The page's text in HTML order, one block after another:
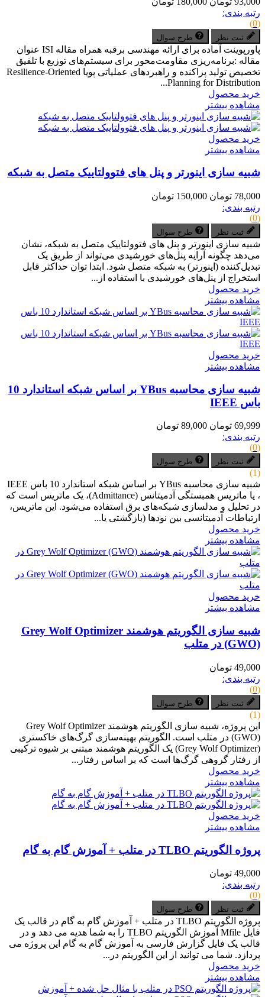
رتبه بندی:
(0)
ثبت نظر طرح سوال
پاورپوینت آماده برای ارائه مهندسی برقبه همراه مقاله ISI عنوان
مقاله :برنامه‌ریزی مقاومت‌محور برای سیستم‌های توزیع با تلفیق
تخصیص تولید پراکنده و راهبردهای عملیاتی پویا Resilience-Oriented
Planning for Distribution...
خرید محصول
مشاهده بیشتر
خرید محصول
مشاهده بیشتر
شبیه سازی اینورتر و پنل های فتوولتاییک متصل به شبکه
78,000 تومان
150,000 تومان
رتبه بندی:
(0)
ثبت نظر طرح سوال
شبیه سازی اینورتر و پنل های فتوولتاییک متصل به شبکه، نشان
می‌دهد چگونه آرایه پنل‌های خورشیدی می‌تواند از طریق یک
تبدیل‌کننده (اینورتر) به شبکه متصل شود. ابتدا توان حداکثر قابل
استخراج از پنل‌های خورشیدی با استفاده از...
خرید محصول
مشاهده بیشتر
خرید محصول
مشاهده بیشتر
شبیه سازی محاسبه YBus بر اساس شبکه استاندارد 10
باس IEEE
69,999 تومان
89,000 تومان
رتبه بندی:
(0)
ثبت نظر طرح سوال
(1)
شبیه سازی محاسبه YBus بر اساس شبکه استاندارد 10 باس IEEE
، یا ماتریس همبستگی آدمیتانس (Admittance)، یک ماتریس است که
در تحلیل و مدلسازی شبکه‌های برق استفاده می‌شود. این ماتریس،
ارتباطات آدمیتانسی بین نودها (بازگشتی یا...
خرید محصول
مشاهده بیشتر
خرید محصول
مشاهده بیشتر
شبیه سازی الگوریتم هوشمند Grey Wolf Optimizer
(GWO) در متلب
49,000 تومان
رتبه بندی:
(0)
ثبت نظر طرح سوال
(1)
این پروژه، شبیه سازی الگوریتم هوشمند Grey Wolf Optimizer
(GWO) در متلب است. الگوریتم بهینه‌سازی گرگ‌های خاکستری
(Grey Wolf Optimizer) یک الگوریتم هوشمند مبتنی بر شیوه ترکیبی
از رفتار گروهی گرگ‌ها است که بر اساس رفتار...
خرید محصول
مشاهده بیشتر
خرید محصول
مشاهده بیشتر
پروژه الگوریتم TLBO در متلب + آموزش گام به گام
49,000 تومان
رتبه بندی:
(0)
ثبت نظر طرح سوال
پروژه الگوریتم TLBO در متلب + آموزش گام به گام در قالب یک
فایل Mfile آموزش الگوریتم TLBO را به شما هدیه می دهد و در
قالب یک فایل گزارش فارسی به آموزش گام به گام این پروژه می
پردازد. شما می توانید از این الگوریتم در...
خرید محصول
مشاهده بیشتر